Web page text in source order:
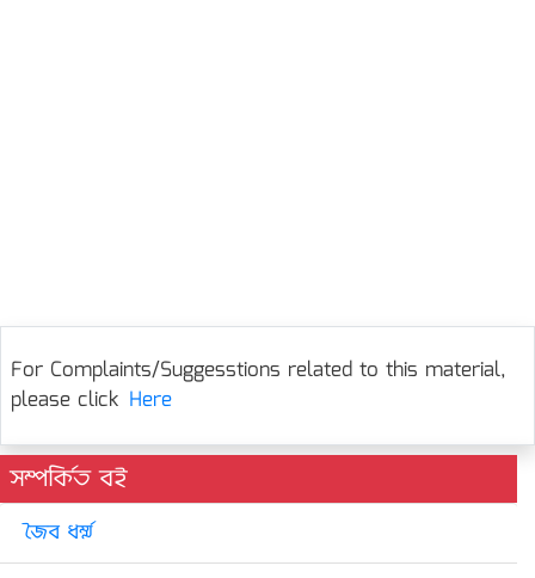
For Complaints/Suggesstions related to this material,
please click Here
সম্পর্কিত বই
জৈব ধর্ম্ম